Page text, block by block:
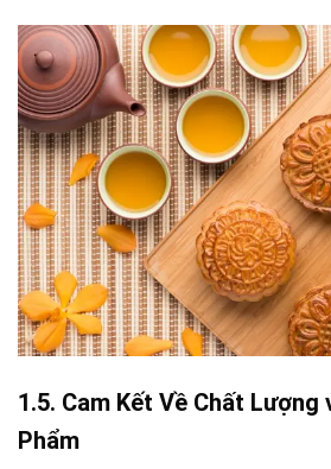
1.5. Cam Kết Về Chất Lượng
Phẩm